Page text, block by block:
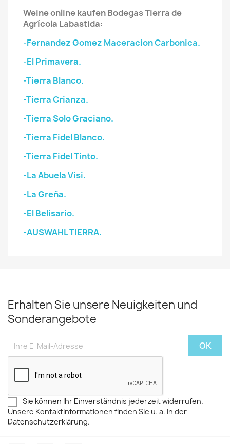
Weine online kaufen Bodegas Tierra de
Agrícola Labastida:
-Fernandez Gomez Maceracion Carbonica.
-El Primavera.
-Tierra Blanco.
-Tierra Crianza.
-Tierra Solo Graciano.
-Tierra Fidel Blanco.
-Tierra Fidel Tinto.
-La Abuela Visi.
-La Greña.
-El Belisario.
-AUSWAHL TIERRA.
Erhalten Sie unsere Neuigkeiten und
Sonderangebote
Sie können Ihr Einverständnis jederzeit widerrufen.
Unsere Kontaktinformationen finden Sie u. a. in der
Datenschutzerklärung.